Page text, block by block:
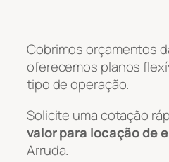
Cobrimos orçamentos
oferecemos planos
tipo de operação.
Solicite uma cotação
valor para locação de
Arruda.